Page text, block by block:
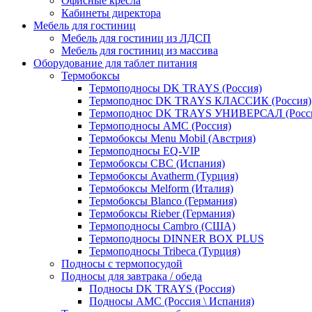
Кабинеты директора
Мебель для гостиниц
Мебель для гостиниц из ЛДСП
Мебель для гостиниц из массива
Оборудование для таблет питания
Термобоксы
Термоподносы DK TRAYS (Россия)
Термоподнос DK TRAYS КЛАССИК (Россия)
Термоподнос DK TRAYS УНИВЕРСАЛ
Термоподносы AMC (Россия)
Термобоксы Menu Mobil (Австрия)
Термоподносы EQ-VIP
Термобоксы CBC (Испания)
Термобоксы Avatherm (Турция)
Термобоксы Melform (Италия)
Термобоксы Blanco (Германия)
Термобоксы Rieber (Германия)
Термоподносы Cambro (США)
Термоподносы DINNER BOX PLUS
Термоподносы Tribeca (Турция)
Подносы с термопосудой
Подносы для завтрака / обеда
Подносы DK TRAYS (Россия)
Подносы AMC (Россия \ Испания)